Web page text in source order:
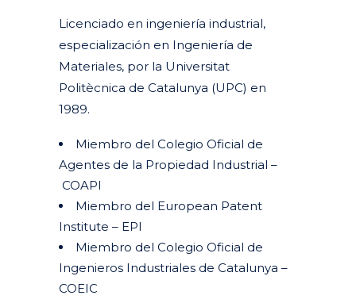
Licenciado en ingeniería industrial,
especialización en Ingeniería de
Materiales, por la Universitat
Politècnica de Catalunya (UPC) en
1989.
Miembro del Colegio Oficial de
Agentes de la Propiedad Industrial –
COAPI
Miembro del European Patent
Institute – EPI
Miembro del Colegio Oficial de
Ingenieros Industriales de Catalunya –
COEIC